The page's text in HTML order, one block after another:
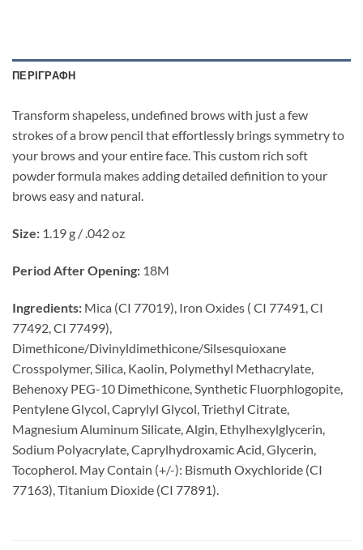
ΠΕΡΙΓΡΑΦΉ
Transform shapeless, undefined brows with just a few
strokes of a brow pencil that effortlessly brings symmetry to
your brows and your entire face. This custom rich soft
powder formula makes adding detailed definition to your
brows easy and natural.
Size: 1.19 g / .042 oz
Period After Opening: 18M
Ingredients: Mica (CI 77019), Iron Oxides ( CI 77491, CI
77492, CI 77499),
Dimethicone/Divinyldimethicone/Silsesquioxane
Crosspolymer, Silica, Kaolin, Polymethyl Methacrylate,
Behenoxy PEG-10 Dimethicone, Synthetic Fluorphlogopite,
Pentylene Glycol, Caprylyl Glycol, Triethyl Citrate,
Magnesium Aluminum Silicate, Algin, Ethylhexylglycerin,
Sodium Polyacrylate, Caprylhydroxamic Acid, Glycerin,
Tocopherol. May Contain (+/-): Bismuth Oxychloride (CI
77163), Titanium Dioxide (CI 77891).